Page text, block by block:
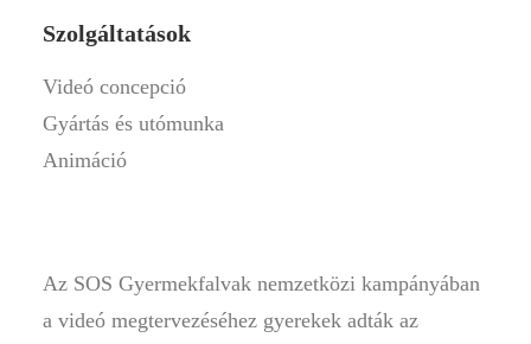
Szolgáltatások
Videó concepció
Gyártás és utómunka
Animáció
Az SOS Gyermekfalvak nemzetközi kampányában
a videó megtervezéséhez gyerekek adták az